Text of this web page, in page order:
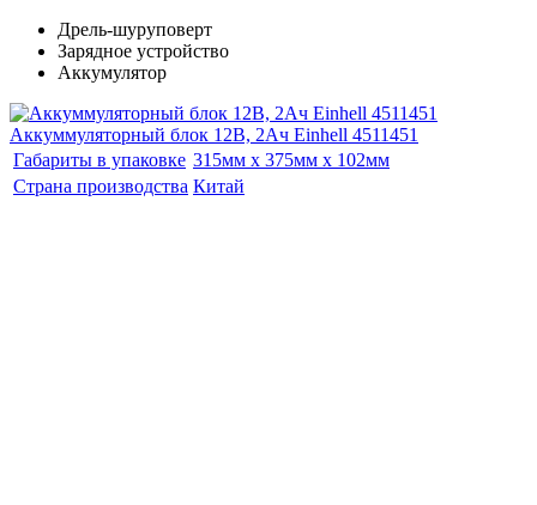
Дрель-шуруповерт
Зарядное устройство
Аккумулятор
Аккуммуляторный блок 12В, 2Ач Einhell 4511451
Габариты в упаковке 315мм x 375мм x 102мм
Страна производства Китай